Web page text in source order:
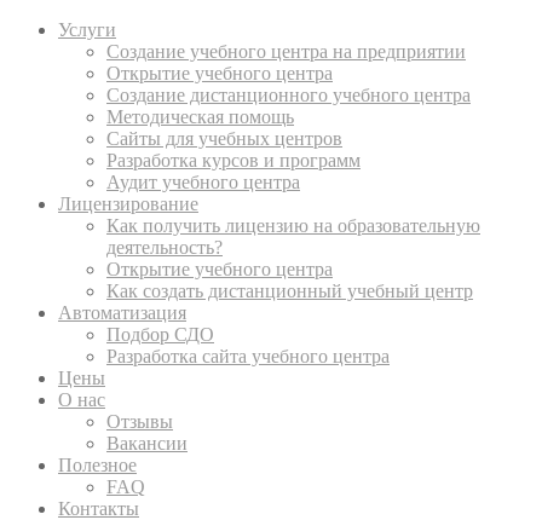
Услуги
Создание учебного центра на предприятии
Открытие учебного центра
Создание дистанционного учебного центра
Методическая помощь
Сайты для учебных центров
Разработка курсов и программ
Аудит учебного центра
Лицензирование
Как получить лицензию на образовательную
деятельность?
Открытие учебного центра
Как создать дистанционный учебный центр
Автоматизация
Подбор СДО
Разработка сайта учебного центра
Цены
О нас
Отзывы
Вакансии
Полезное
FAQ
Контакты